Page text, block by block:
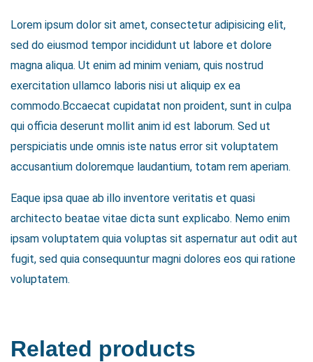
Lorem ipsum dolor sit amet, consectetur adipisicing elit,
sed do eiusmod tempor incididunt ut labore et dolore
magna aliqua. Ut enim ad minim veniam, quis nostrud
exercitation ullamco laboris nisi ut aliquip ex ea
commodo.Bccaecat cupidatat non proident, sunt in culpa
qui officia deserunt mollit anim id est laborum. Sed ut
perspiciatis unde omnis iste natus error sit voluptatem
accusantium doloremque laudantium, totam rem aperiam.
Eaque ipsa quae ab illo inventore veritatis et quasi
architecto beatae vitae dicta sunt explicabo. Nemo enim
ipsam voluptatem quia voluptas sit aspernatur aut odit aut
fugit, sed quia consequuntur magni dolores eos qui ratione
voluptatem.
Related products